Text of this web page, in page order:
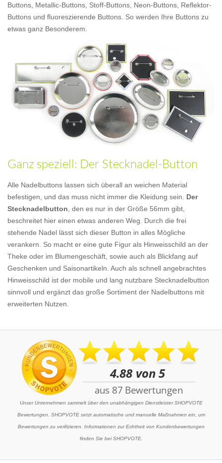
Buttons, Metallic-Buttons, Stoff-Buttons, Neon-Buttons, Reflektor-
Buttons und fluoreszierende Buttons. So werden Ihre Buttons zu
etwas ganz Besonderem.
Ganz speziell: Der Stecknadel-Button
Alle Nadelbuttons lassen sich überall an weichen Material
befestigen, und das muss nicht immer die Kleidung sein. Der
Stecknadelbutton , den es nur in der Größe 56mm gibt,
beschreitet hier einen etwas anderen Weg. Durch die frei
stehende Nadel lässt sich dieser Button in alles Mögliche
verankern. So macht er eine gute Figur als Hinweisschild an der
Theke oder im Blumengeschäft, sowie auch als Blickfang auf
Geschenken und Saisonartikeln. Auch als schnell angebrachtes
Hinweisschild ist der mobile und lang nutzbare Stecknadelbutton
sinnvoll und ergänzt das große Sortiment der Nadelbuttons mit
erweiterten Nutzen.
Unser Unternehmen sammelt über den unabhängigen Dienstleister SHOPVOTE
Bewertungen. SHOPVOTE setzt automatische und manuelle Maßnahmen ein, um
Bewertungen zu verifizieren. Informationen zur Echtheit von Kundenbewertungen
finden Sie bei SHOPVOTE.